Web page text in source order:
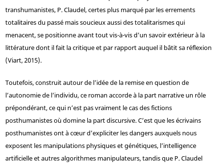
transhumanistes, P. Claudel, certes plus marqué par les errements
totalitaires du passé mais soucieux aussi des totalitarismes qui
menacent, se positionne avant tout vis-à-vis d’un savoir extérieur à la
littérature dont il fait la critique et par rapport auquel il bâtit sa réflexion
(Viart, 2015).
Toutefois, construit autour de l’idée de la remise en question de
l’autonomie de l’individu, ce roman accorde à la part narrative un rôle
prépondérant, ce qui n’est pas vraiment le cas des fictions
posthumanistes où domine la part discursive. C’est que les écrivains
posthumanistes ont à cœur d’expliciter les dangers auxquels nous
exposent les manipulations physiques et génétiques, l’intelligence
artificielle et autres algorithmes manipulateurs, tandis que P. Claudel